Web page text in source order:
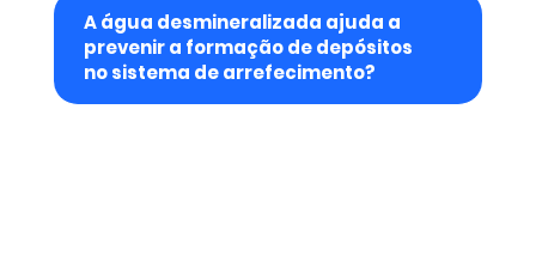
A água desmineralizada ajuda a
prevenir a formação de depósitos
no sistema de arrefecimento?